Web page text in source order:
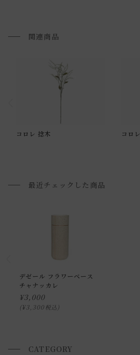
■ご不明な点やご希望がございました
小型商品の日時・時間指定について
午前か
申し訳ございませんが、具体的な時間
が、 希望通りに届かない可能性もござ
ご覧ください。
関連商品
コロレ 捻木 コロ
最近チェックした商品
デゼール フラワーベース
チャナッカレ
¥3,000
¥3,300 税込
CATEGORY